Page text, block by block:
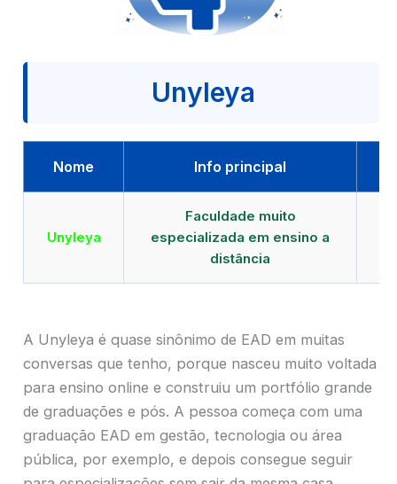
Unyleya
Nome Info principal
Unyleya
Faculdade muito
especializada em ensino a
distância
A Unyleya é quase sinônimo de EAD em muitas
conversas que tenho, porque nasceu muito voltada
para ensino online e construiu um portfólio grande
de graduações e pós. A pessoa começa com uma
graduação EAD em gestão, tecnologia ou área
pública, por exemplo, e depois consegue seguir